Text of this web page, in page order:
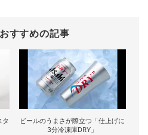
すすめの記事
タ
ビールのうまさが際立つ「仕上げに
3分冷凍庫DRY」